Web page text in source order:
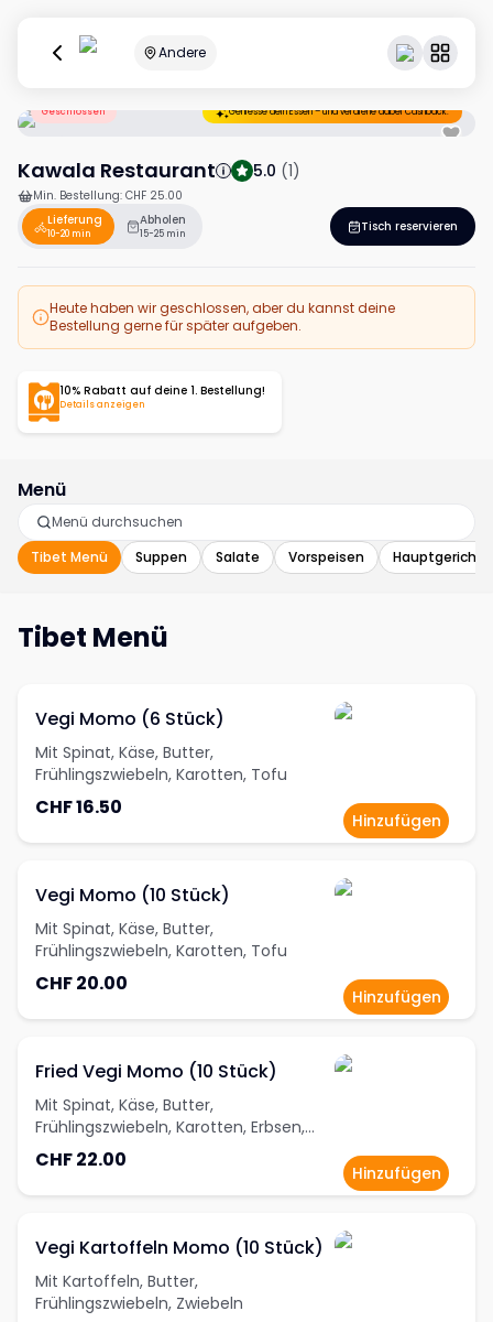
Andere
Geschlossen Geniesse dein Essen – und verdiene dabei Cashback.
Kawala Restaurant 5.0 (1)
Min. Bestellung: CHF 25.00
Lieferung
10-20 min
Abholen
15-25 min Tisch reservieren
Heute haben wir geschlossen, aber du kannst deine
Bestellung gerne für später aufgeben.
10% Rabatt auf deine 1. Bestellung!
Details anzeigen
Menü
Tibet Menü Suppen Salate Vorspeisen
Tibet Menü
Vegi Momo (6 Stück)
Mit Spinat, Käse, Butter,
Frühlingszwiebeln, Karotten, Tofu
CHF 16.50
Hinzufügen
Vegi Momo (10 Stück)
Mit Spinat, Käse, Butter,
Frühlingszwiebeln, Karotten, Tofu
CHF 20.00
Hinzufügen
Fried Vegi Momo (10 Stück)
Mit Spinat, Käse, Butter,
Frühlingszwiebeln, Karotten, Erbsen,
Tofu
CHF 22.00
Hinzufügen
Vegi Kartoffeln Momo (10 Stück)
Mit Kartoffeln, Butter,
Frühlingszwiebeln, Zwiebeln